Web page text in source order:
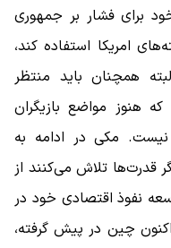
برای فشار بر جمهوری
امریکا استفاده کند،
همچنان باید منتظر
هنوز مواضع بازیگران
مکی در ادامه به
قدرت‌ها تلاش می‌کنند از
نفوذ اقتصادی خود در
چین در پیش گرفته،